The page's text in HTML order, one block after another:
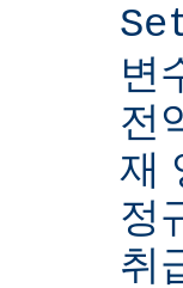
변
전
재
정
취